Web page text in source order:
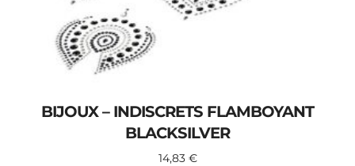
BIJOUX – INDISCRETS FLAMBOYANT
BLACKSILVER
14,83 €